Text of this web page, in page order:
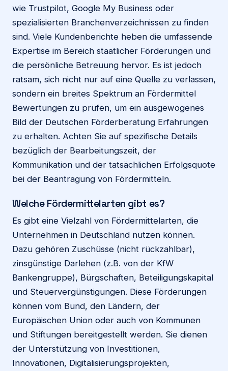
wie Trustpilot, Google My Business oder
spezialisierten Branchenverzeichnissen zu finden
sind. Viele Kundenberichte heben die umfassende
Expertise im Bereich staatlicher Förderungen und
die persönliche Betreuung hervor. Es ist jedoch
ratsam, sich nicht nur auf eine Quelle zu verlassen,
sondern ein breites Spektrum an Fördermittel
Bewertungen zu prüfen, um ein ausgewogenes
Bild der Deutschen Förderberatung Erfahrungen
zu erhalten. Achten Sie auf spezifische Details
bezüglich der Bearbeitungszeit, der
Kommunikation und der tatsächlichen Erfolgsquote
bei der Beantragung von Fördermitteln.
Welche Fördermittelarten gibt es?
Es gibt eine Vielzahl von Fördermittelarten, die
Unternehmen in Deutschland nutzen können.
Dazu gehören Zuschüsse (nicht rückzahlbar),
zinsgünstige Darlehen (z.B. von der KfW
Bankengruppe), Bürgschaften, Beteiligungskapital
und Steuervergünstigungen. Diese Förderungen
können vom Bund, den Ländern, der
Europäischen Union oder auch von Kommunen
und Stiftungen bereitgestellt werden. Sie dienen
der Unterstützung von Investitionen,
Innovationen, Digitalisierungsprojekten,